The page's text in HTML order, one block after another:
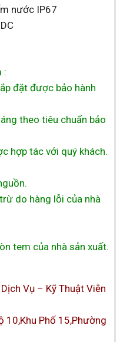
nước IP67
:
đặt được bảo hành
theo tiêu chuẩn bảo
hợp tác với quý khách.
do hàng lỗi của nhà
tem của nhà sản xuất.
Vụ – Kỹ Thuật Viễn
Phố 15,Phường